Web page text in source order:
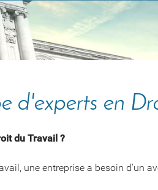
d'experts en
du Travail ?
une entreprise a besoin d'un